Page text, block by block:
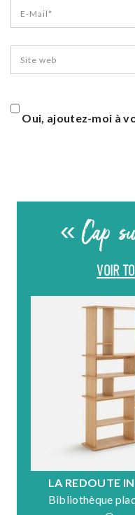
Oui, ajoutez-moi à
« Cap
VOIR
LA REDOUTE
Bibliothèque